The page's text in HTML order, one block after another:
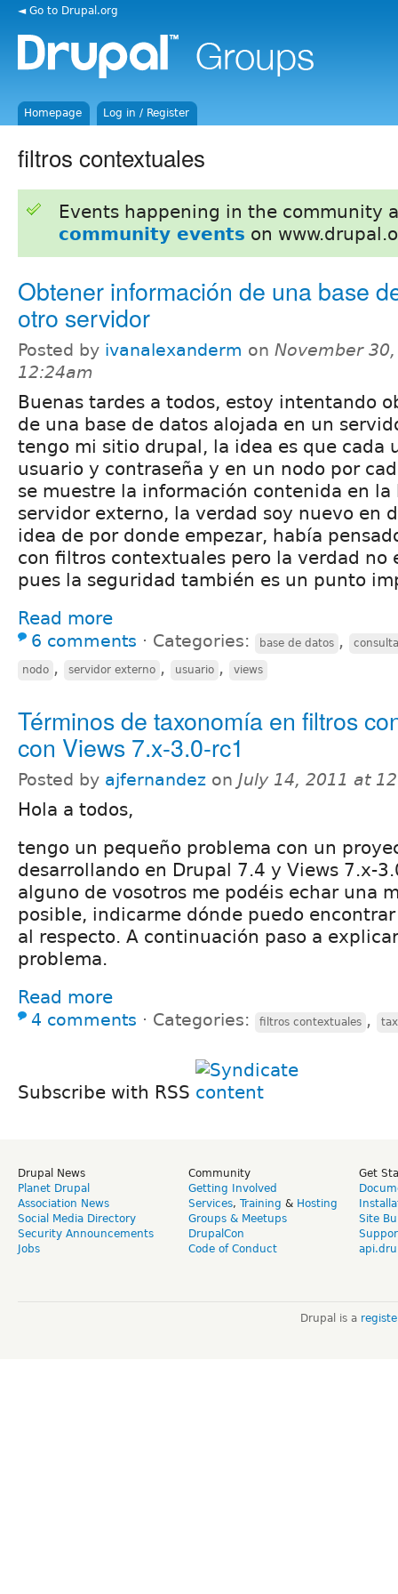
◄ Go to Drupal.org
Homepage Log in / Register
filtros contextuales
Events happening in the community
community events on
Obtener información de una base
otro servidor
Posted by ivanalexanderm on November
12:24am
Buenas tardes a todos, estoy intentando
de una base de datos alojada en un
tengo mi sitio drupal, la idea es que cada
usuario y contraseña y en un nodo por
se muestre la información contenida en la
servidor externo, la verdad soy nuevo en
idea de por donde empezar, había
con filtros contextuales pero la verdad no
pues la seguridad también es un punto
Read more
6 comments ⋅ Categories: base de datos , consulta
nodo , servidor externo , usuario , views
Términos de taxonomía en filtros
con Views 7.x-3.0-rc1
Posted by ajfernandez on July 14, 2011 at
Hola a todos,
tengo un pequeño problema con un
desarrollando en Drupal 7.4 y Views 7.x-
alguno de vosotros me podéis echar una
posible, indicarme dónde puedo
al respecto. A continuación paso a
problema.
Read more
4 comments ⋅ Categories: filtros contextuales ,
Subscribe with RSS
Drupal News
Planet Drupal
Association News
Social Media Directory
Security Announcements
Jobs
Community
Getting Involved
Services, Training & Hosting
Groups & Meetups
DrupalCon
Code of Conduct
Get
Site
Drupal is a